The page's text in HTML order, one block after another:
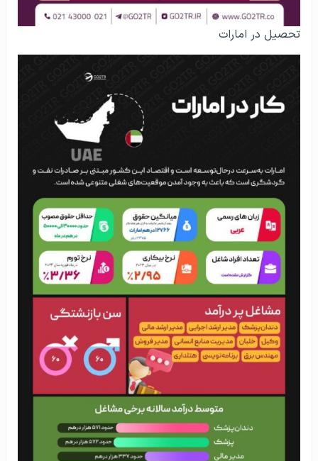
تحصیل در امارات